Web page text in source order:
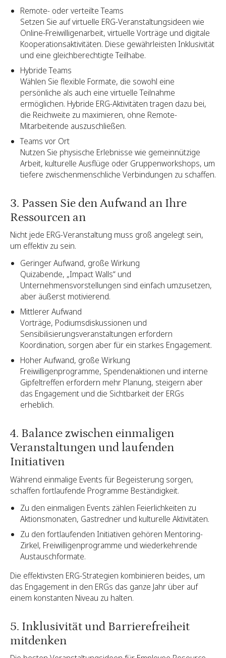
Remote- oder verteilte Teams
Setzen Sie auf virtuelle ERG-Veranstaltungsideen wie
Online-Freiwilligenarbeit, virtuelle Vorträge und digitale
Kooperationsaktivitäten. Diese gewährleisten Inklusivität
und eine gleichberechtigte Teilhabe.
Hybride Teams
Wählen Sie flexible Formate, die sowohl eine
persönliche als auch eine virtuelle Teilnahme
ermöglichen. Hybride ERG-Aktivitäten tragen dazu bei,
die Reichweite zu maximieren, ohne Remote-
Mitarbeitende auszuschließen.
Teams vor Ort
Nutzen Sie physische Erlebnisse wie gemeinnützige
Arbeit, kulturelle Ausflüge oder Gruppenworkshops, um
tiefere zwischenmenschliche Verbindungen zu schaffen.
3. Passen Sie den Aufwand an Ihre
Ressourcen an
Nicht jede ERG-Veranstaltung muss groß angelegt sein,
um effektiv zu sein.
Geringer Aufwand, große Wirkung
Quizabende, „Impact Walls“ und
Unternehmensvorstellungen sind einfach umzusetzen,
aber äußerst motivierend.
Mittlerer Aufwand
Vorträge, Podiumsdiskussionen und
Sensibilisierungsveranstaltungen erfordern
Koordination, sorgen aber für ein starkes Engagement.
Hoher Aufwand, große Wirkung
Freiwilligenprogramme, Spendenaktionen und interne
Gipfeltreffen erfordern mehr Planung, steigern aber
das Engagement und die Sichtbarkeit der ERGs
erheblich.
4. Balance zwischen einmaligen
Veranstaltungen und laufenden
Initiativen
Während einmalige Events für Begeisterung sorgen,
schaffen fortlaufende Programme Beständigkeit.
Zu den einmaligen Events zählen Feierlichkeiten zu
Aktionsmonaten, Gastredner und kulturelle Aktivitäten.
Zu den fortlaufenden Initiativen gehören Mentoring-
Zirkel, Freiwilligenprogramme und wiederkehrende
Austauschformate.
Die effektivsten ERG-Strategien kombinieren beides, um
das Engagement in den ERGs das ganze Jahr über auf
einem konstanten Niveau zu halten.
5. Inklusivität und Barrierefreiheit
mitdenken